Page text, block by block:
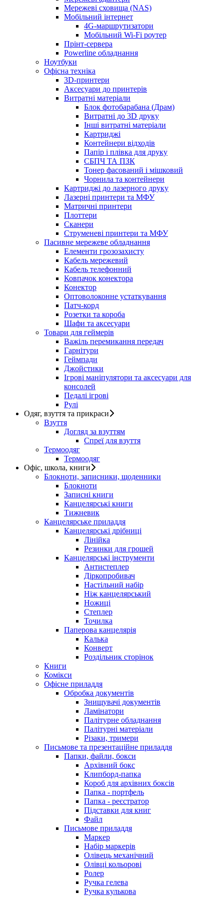
Мережеві сховища (NAS)
Мобільний інтернет
4G-маршрутизатори
Мобільний Wi-Fi роутер
Прінт-сервера
Рowerline обладнання
Ноутбуки
Офісна техніка
3D-принтери
Аксесуари до принтерів
Витратні матеріали
Блок фотобарабана (Драм)
Витратні до 3D друку
Інші витратні матеріали
Картриджі
Контейнери відходів
Папір і плівка для друку
СБПЧ ТА ПЗК
Тонер фасований і мішковий
Чорнила та контейнери
Картриджі до лазерного друку
Лазерні принтери та МФУ
Матричні принтери
Плоттери
Сканери
Струменеві принтери та МФУ
Пасивне мережеве обладнання
Елементи грозозахисту
Кабель мережевий
Кабель телефонний
Ковпачок конектора
Конектор
Оптоволоконне устаткування
Патч-корд
Розетки та короба
Шафи та аксесуари
Товари для геймерів
Важіль перемикання передач
Гарнітури
Геймпади
Джойстики
Ігрові маніпулятори та аксесуари для
консолей
Педалі ігрові
Рулі
Одяг, взуття та прикраси
Взуття
Догляд за взуттям
Спреї для взуття
Термоодяг
Термоодяг
Офіс, школа, книги
Блокноти, записники, щоденники
Блокноти
Записні книги
Канцелярські книги
Тижневик
Канцелярське приладдя
Канцелярські дрібниці
Лінійка
Резинки для грошей
Канцелярські інструменти
Антистеплер
Діркопробивач
Настільний набір
Ніж канцелярський
Ножиці
Степлер
Точилка
Паперова канцелярія
Калька
Конверт
Роздільник сторінок
Книги
Комікси
Офісне приладдя
Обробка документів
Знищувачі документів
Ламінатори
Палітурне обладнання
Палітурні матеріали
Різаки, тримери
Письмове та презентаційне приладдя
Папки, файли, бокси
Архівний бокс
Клипборд-папка
Короб для архівних боксів
Папка - портфель
Папка - реєстратор
Підставки для книг
Файл
Письмове приладдя
Маркер
Набір маркерів
Олівець механічний
Олівці кольорові
Ролер
Ручка гелева
Ручка кулькова